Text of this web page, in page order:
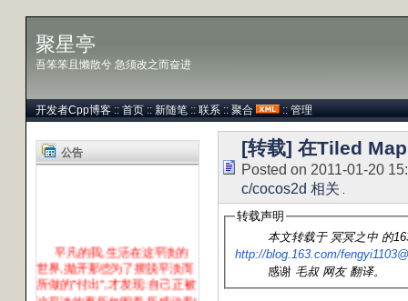
聚星亭
吾笨笨且懒散兮 急须改之而奋进
开发者Cpp博客 :: 首页 :: 新随笔 :: 联系 :: 聚合 :: 管理
公告
世界,抛开那些为了摆脱平淡而
所做的"付出",才发现:自己正被
这平淡的事所包围着,所感动着!
[转载] 在Tiled
Posted on 2011-01-20
c/cocos2d 相关
转载声明
本文转载于冥冥之中 的
http://blog.163.com/
感谢 毛叔 网友 翻译。